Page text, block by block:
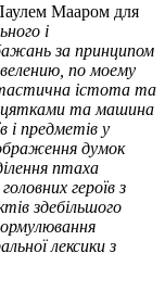
Мааром для
і
за принципом
по моему
істота та
та машина
і предметів у
думок
птаха
героїв з
здебільшого
лексики з